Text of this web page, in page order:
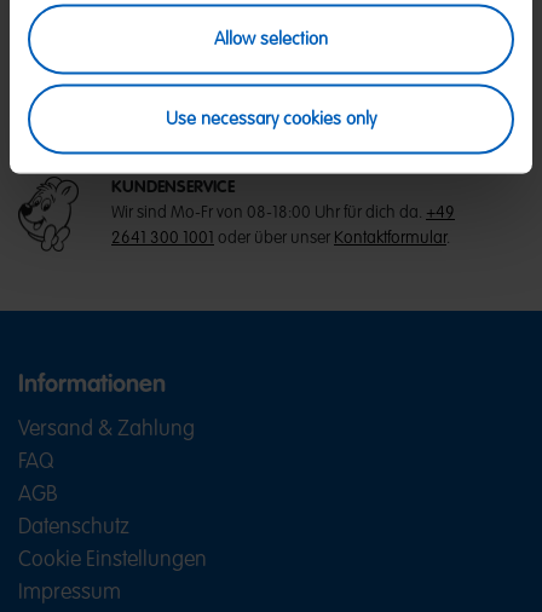
Allow selection
Use necessary cookies only
SICHERE ZAHLUNG
Rechnung, Visa, Mastercard
KOSTENLOSE LIEFERUNG
KUNDENSERVICE
Wir sind Mo-Fr von 08-18:00 Uhr für dich da. +49
2641 300 1001
oder über unser Kontaktformular.
Informationen
Versand & Zahlung
FAQ
AGB
Datenschutz
Cookie Einstellungen
Impressum